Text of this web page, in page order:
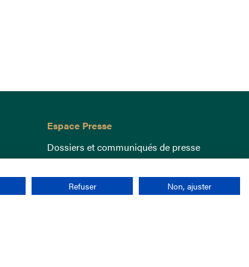
Espace Presse
Dossiers et communiqués de presse
Refuser Non, ajuster